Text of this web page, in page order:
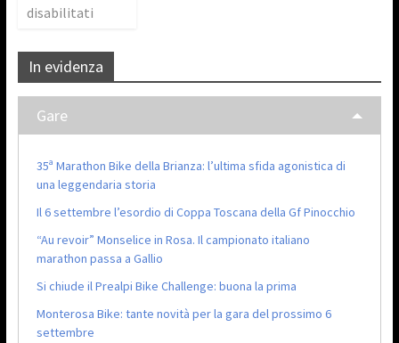
disabilitati
In evidenza
Gare
35ª Marathon Bike della Brianza: l’ultima sfida agonistica di
una leggendaria storia
Il 6 settembre l’esordio di Coppa Toscana della Gf Pinocchio
“Au revoir” Monselice in Rosa. Il campionato italiano
marathon passa a Gallio
Si chiude il Prealpi Bike Challenge: buona la prima
Monterosa Bike: tante novità per la gara del prossimo 6
settembre